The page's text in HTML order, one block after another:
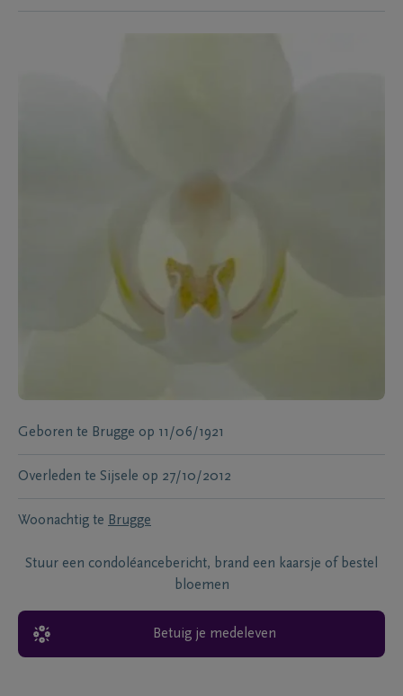
Geboren te Brugge op 11/06/1921
Overleden te Sijsele op 27/10/2012
Woonachtig te Brugge
Stuur een condoléancebericht, brand een kaarsje of bestel
bloemen
Betuig je medeleven